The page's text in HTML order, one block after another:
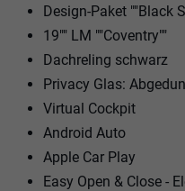
Design-Paket ""Black
19"" LM ""Coventry""
Dachreling schwarz
Privacy Glas:
Virtual Cockpit
Android Auto
Apple Car Play
Easy Open & Close -